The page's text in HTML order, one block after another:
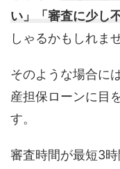
い」
「審査に少し
しゃるかもしれま
そのような場合に
産担保ローンに目
す。
審査時間が最短3